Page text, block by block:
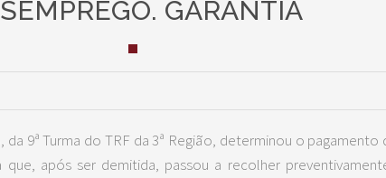
GARANTIA
da 9ª Turma do TRF da 3ª Região, determinou o
que, após ser demitida, passou a recolher